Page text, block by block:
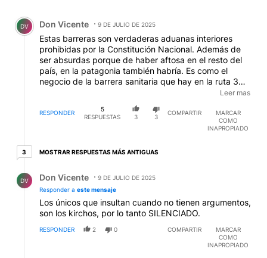
Comentario de Don Vicente.
DV Don Vicente 9 DE JULIO DE 2025
Estas barreras son verdaderas aduanas interiores
prohibidas por la Constitución Nacional. Además de
ser absurdas porque de haber aftosa en el resto del
país, en la patagonia también habría. Es como el
negocio de la barrera sanitaria que hay en la ruta 3
saliendo de Bahía Blanca hacia el sur, que no dejan
pasar ni una plantita de interior con el verso de la
mosca de los frutos, y no sé qué otra mentira más.
Miran así nomás y con eso justifican los sueldos de
Luego te atajan de nuevo entrando a Rio Colorado, y
tanto las carnicerías patagónicas mezclan guanaco en
la carne picada y en los chorizos, meten carne sin
sellos, y otras cositas para abaratar costos. Y los
pobladores, consumen principalmente carne de
capón que cuesta menos que el disparate que cobran
con el versito de la zona libre...
Leer mas
RESPONDER
5
RESPUESTAS
3 3
COMPARTIR
MARCAR
COMO
INAPROPIADO
33 respuestas más antiguas
MOSTRAR RESPUESTAS MÁS ANTIGUAS
DV Don Vicente
9 DE JULIO DE 2025
Responder a este mensaje
Los únicos que insultan cuando no tienen argumentos,
son los kirchos, por lo tanto SILENCIADO.
RESPONDER 2 0 COMPARTIR
MARCAR
COMO
INAPROPIADO